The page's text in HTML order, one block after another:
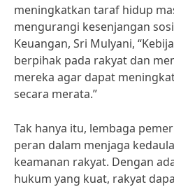
meningkatkan taraf hidup
mengurangi kesenjangan
Keuangan, Sri Mulyani,
berpihak pada rakyat dan
mereka agar dapat
secara merata.”
Tak hanya itu, lembaga
peran dalam menjaga
keamanan rakyat. Dengan
hukum yang kuat, rakyat